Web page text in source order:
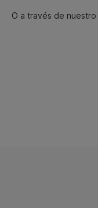
O a través de nuestro